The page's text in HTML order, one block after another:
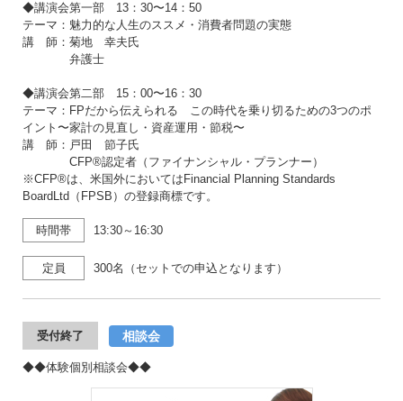
◆講演会第一部 13：30〜14：50
テーマ：魅力的な人生のススメ・消費者問題の実態
講 師：菊地 幸夫氏
弁護士
◆講演会第二部 15：00〜16：30
テーマ：FPだから伝えられる この時代を乗り切るための3つのポ
イント〜家計の見直し・資産運用・節税〜
講 師：戸田 節子氏
CFP®認定者（ファイナンシャル・プランナー）
※CFP®は、米国外においてはFinancial Planning Standards
BoardLtd（FPSB）の登録商標です。
時間帯 13:30～16:30
定員 300名（セットでの申込となります）
受付終了 相談会
◆◆体験個別相談会◆◆